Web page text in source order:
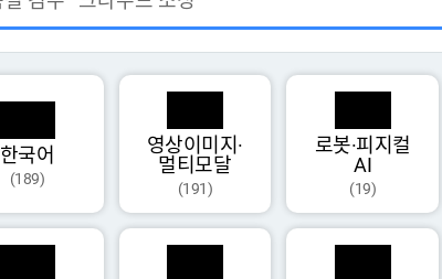
한국어
(189)
영상이미지·
멀티모달
(191)
로봇·피지컬
AI
(19)